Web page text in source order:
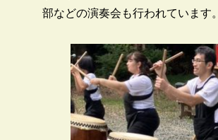
部などの演奏会も行われています。